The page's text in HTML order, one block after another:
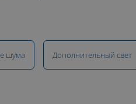
шума Дополнительный свет